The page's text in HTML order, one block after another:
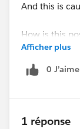
And this is
How is this
Afficher plus
0 J’aime
1 réponse